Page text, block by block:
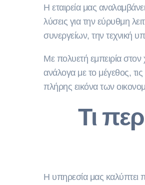
Η εταιρεία μας
λύσεις για την εύρυθμη
συνεργείων, την τεχνική
Με πολυετή εμπειρία στον
ανάλογα με το μέγεθος, τις
πλήρης εικόνα των
Τι
Η υπηρεσία μας καλύπτει